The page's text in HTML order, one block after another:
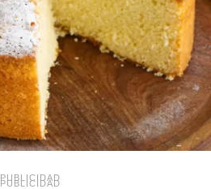
PUBLICIDAD
PUBLICIDAD